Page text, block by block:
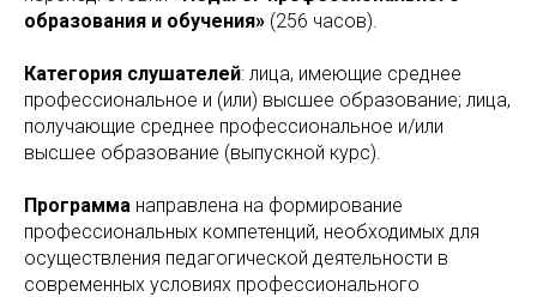
образования и обучения» (256 часов).
Категория слушателей: лица, имеющие среднее
профессиональное и (или) высшее образование; лица,
получающие среднее профессиональное и/или
высшее образование (выпускной курс).
Программа направлена на формирование
профессиональных компетенций, необходимых для
осуществления педагогической деятельности в
современных условиях профессионального